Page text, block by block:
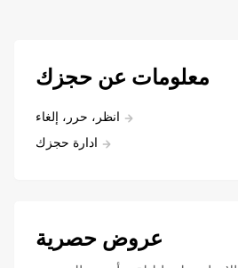
معلومات عن حجزك
انظر، حرر، إلغاء
ادارة حجزك
عروض حصرية